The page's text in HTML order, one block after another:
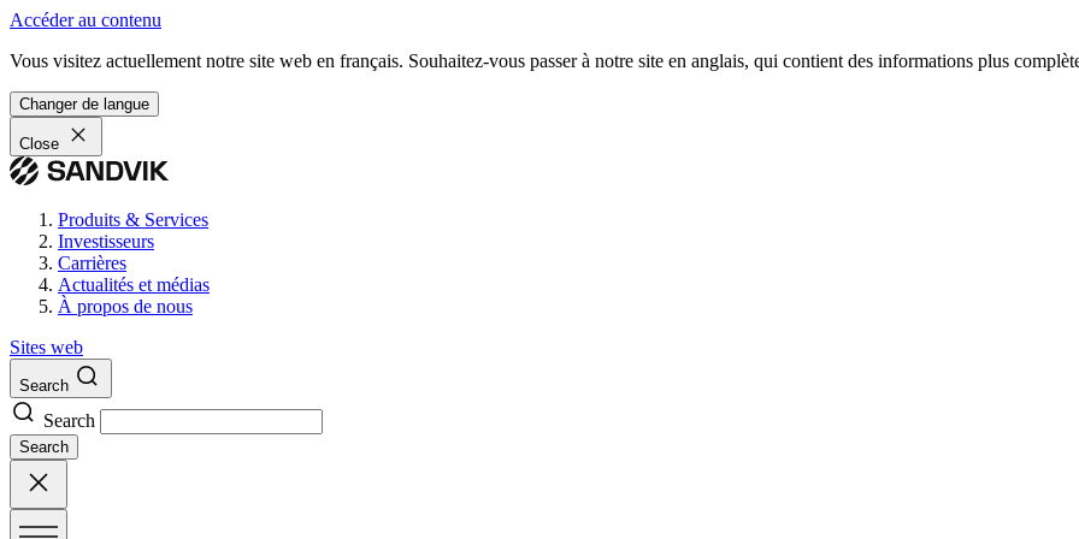
Accéder au contenu
Vous visitez actuellement notre site web en français. Souhaitez-vous passer à notre site en anglais, qui contient des informations plus
Changer de langue
Close
Produits & Services
Investisseurs
Carrières
Actualités et médias
À propos de nous
Sites web
Search
Search
Search